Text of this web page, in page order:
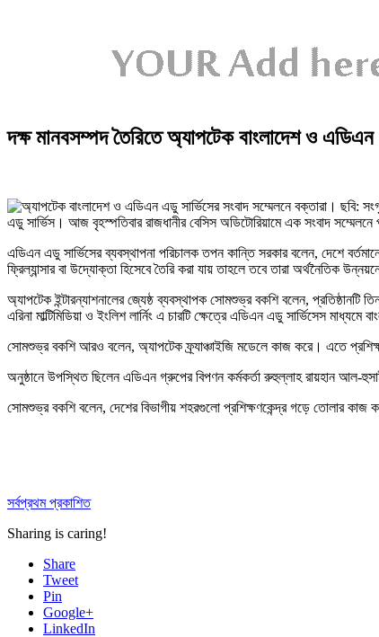
দক্ষ মানবসম্পদ তৈরিতে অ্যাপটেক বাংলাদেশ ও
এডু সার্ভিস। আজ বৃহস্পতিবার রাজধানীর বেসিস অডিটোরিয়ামে এক সংবাদ সম্মেলনে
এডিএন এডু সার্ভিসের ব্যবস্থাপনা পরিচালক তপন কান্তি সরকার বলেন, দেশে
ফ্রিল্যান্সার বা উদ্যোক্তা হিসেবে তৈরি করা যায় তাহলে তবে তারা অর্থনৈতিক
অ্যাপটেক ইন্টারন্যাশনালের জ্যেষ্ঠ ব্যবস্থাপক সোমশুভ্র বকশি বলেন,
এরিনা মাল্টিমিডিয়া ও ইংলিশ লার্নিং এ চারটি ক্ষেত্রে এডিএন এডু সার্ভিসেস
সোমশুভ্র বকশি আরও বলেন, অ্যাপটেক ফ্র্যাঞ্চাইজি মডেলে কাজ করে। এতে
অনুষ্ঠানে উপস্থিত ছিলেন এডিএন গ্রুপের বিপণন কর্মকর্তা রুহুল্লাহ রায়হান আল-
সোমশুভ্র বকশি বলেন, দেশের বিভাগীয় শহরগুলো প্রশিক্ষণকেন্দ্র গড়ে তোলার কাজ
সর্বপ্রথম প্রকাশিত
Sharing is caring!
Share
Tweet
Pin
Google+
LinkedIn